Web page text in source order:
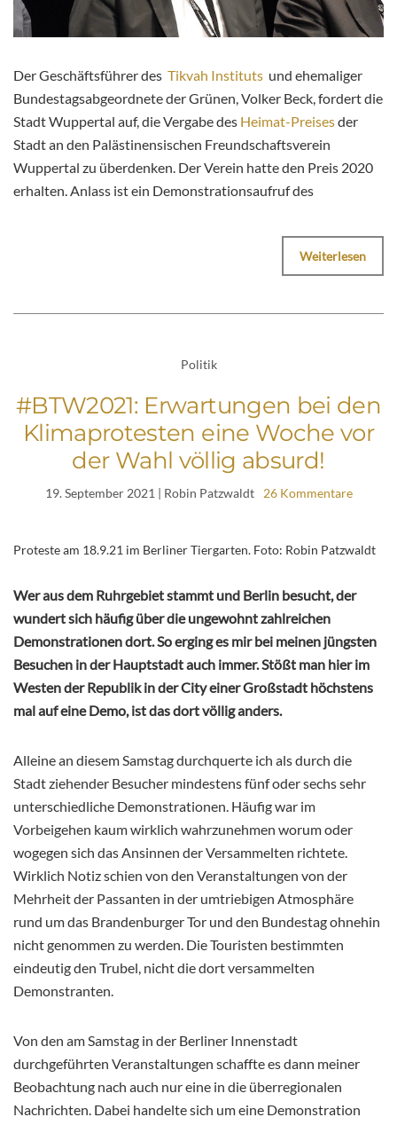
Der Geschäftsführer des Tikvah Instituts und ehemaliger
Bundestagsabgeordnete der Grünen, Volker Beck, fordert die
Stadt Wuppertal auf, die Vergabe des Heimat-Preisesder
Stadt an den Palästinensischen Freundschaftsverein
Wuppertal zu überdenken. Der Verein hatte den Preis 2020
erhalten. Anlass ist ein Demonstrationsaufruf des
Weiterlesen
Politik
#BTW2021: Erwartungen bei den
Klimaprotesten eine Woche vor
der Wahl völlig absurd!
19. September 2021 | Robin Patzwaldt 26 Kommentare
Proteste am 18.9.21 im Berliner Tiergarten. Foto: Robin Patzwaldt
Wer aus dem Ruhrgebiet stammt und Berlin besucht, der
wundert sich häufig über die ungewohnt zahlreichen
Demonstrationen dort. So erging es mir bei meinen jüngsten
Besuchen in der Hauptstadt auch immer. Stößt man hier im
Westen der Republik in der City einer Großstadt höchstens
mal auf eine Demo, ist das dort völlig anders.
Alleine an diesem Samstag durchquerte ich als durch die
Stadt ziehender Besucher mindestens fünf oder sechs sehr
unterschiedliche Demonstrationen. Häufig war im
Vorbeigehen kaum wirklich wahrzunehmen worum oder
wogegen sich das Ansinnen der Versammelten richtete.
Wirklich Notiz schien von den Veranstaltungen von der
Mehrheit der Passanten in der umtriebigen Atmosphäre
rund um das Brandenburger Tor und den Bundestag ohnehin
nicht genommen zu werden. Die Touristen bestimmten
eindeutig den Trubel, nicht die dort versammelten
Demonstranten.
Von den am Samstag in der Berliner Innenstadt
durchgeführten Veranstaltungen schaffte es dann meiner
Beobachtung nach auch nur eine in die überregionalen
Nachrichten. Dabei handelte sich um eine Demonstration